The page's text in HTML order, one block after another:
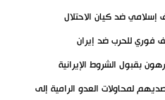
ضد كيان الاحتلال
بقبول الشروط الإيرانية
لمحاولات العدو الرامية إلى